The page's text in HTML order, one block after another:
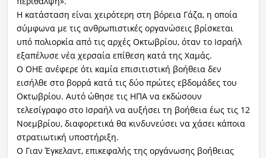
Η κατάσταση είναι χειρότερη στη βόρεια Γάζα, η οποία
σύμφωνα με τις ανθρωπιστικές οργανώσεις βρίσκεται
υπό πολιορκία από τις αρχές Οκτωβρίου, όταν το Ισραήλ
εξαπέλυσε νέα χερσαία επίθεση κατά της Χαμάς.
Ο ΟΗΕ ανέφερε ότι καμία επισιτιστική βοήθεια δεν
εισήλθε στο βορρά κατά τις δύο πρώτες εβδομάδες του
Οκτωβρίου. Αυτό ώθησε τις ΗΠΑ να εκδώσουν
τελεσίγραφο στο Ισραήλ να αυξήσει τη βοήθεια έως τις 12
Νοεμβρίου, διαφορετικά θα κινδυνεύσει να χάσει κάποια
στρατιωτική υποστήριξη.
Ο Γιαν Έγκελαντ, επικεφαλής της οργάνωσης βοήθειας